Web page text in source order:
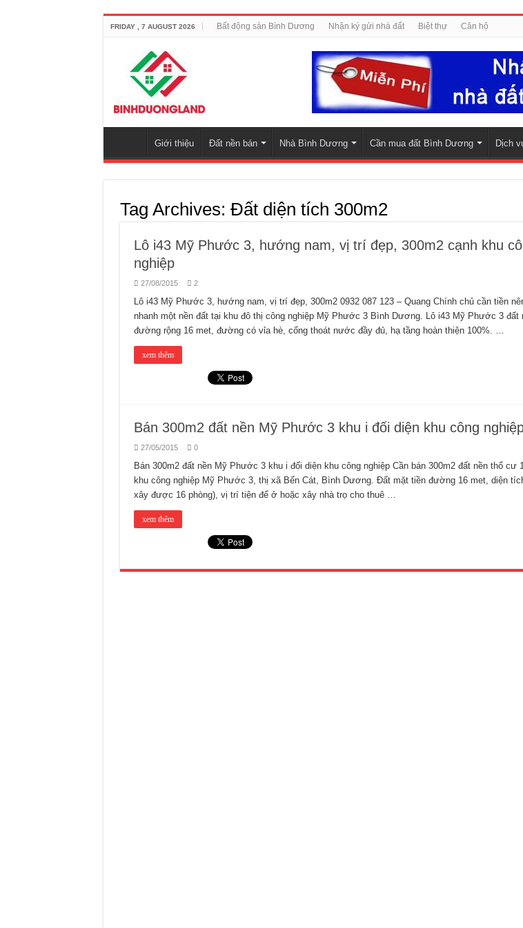
FRIDAY , 7 AUGUST 2026 Bất động sản Bình Dương Nhận ký gửi nhà đất Biệt thự Căn hộ
Giới thiệu Đất nền bán Nhà Bình Dương Cần mua đất Bình Dương Dịch
Tag Archives: Đất diện tích 300m2
Lô i43 Mỹ Phước 3, hướng nam, vị trí đẹp, 300m2 cạnh khu
nghiệp
27/08/2015 2
Lô i43 Mỹ Phước 3, hướng nam, vị trí đẹp, 300m2 0932 087 123 – Quang Chính chủ cần tiền
nhanh một nền đất tại khu đô thị công nghiệp Mỹ Phước 3 Bình Dương. Lô i43 Mỹ Phước 3 đất
đường rộng 16 met, đường có vỉa hè, cống thoát nước đầy đủ, hạ tầng hoàn thiện 100%. …
xem thêm
Bán 300m2 đất nền Mỹ Phước 3 khu i đối diện khu công
27/05/2015 0
Bán 300m2 đất nền Mỹ Phước 3 khu i đối diện khu công nghiệp Cần bán 300m2 đất nền thổ cư
khu công nghiệp Mỹ Phước 3, thị xã Bến Cát, Bình Dương. Đất mặt tiền đường 16 met, diện
xây được 16 phòng), vị trí tiện để ở hoặc xây nhà trọ cho thuê …
xem thêm